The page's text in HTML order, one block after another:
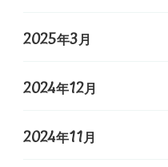
2025年3月
2024年12月
2024年11月